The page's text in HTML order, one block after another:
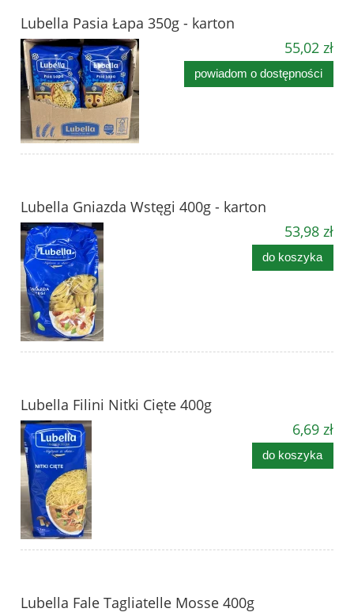
Lubella Pasia Łapa 350g - karton
55,02 zł
powiadom o dostępności
Lubella Gniazda Wstęgi 400g - karton
53,98 zł
do koszyka
Lubella Filini Nitki Cięte 400g
6,69 zł
do koszyka
Lubella Fale Tagliatelle Mosse 400g